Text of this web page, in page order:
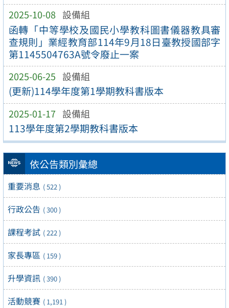
2025-10-08 設備組
函轉「中等學校及國民小學教科圖書儀器教具審
查規則」業經教育部114年9月18日臺教授國部字
第1145504763A號令廢止一案
2025-06-25 設備組
(更新)114學年度第1學期教科書版本
2025-01-17 設備組
113學年度第2學期教科書版本
依公告類別彙總
重要消息 ( 522 )
行政公告 ( 300 )
課程考試 ( 222 )
家長專區 ( 159 )
升學資訊 ( 390 )
活動競賽 ( 1,191 )